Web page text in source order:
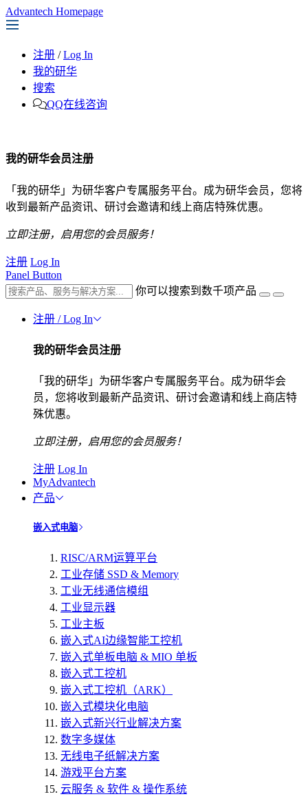
Advantech Homepage
注册 / Log In
我的研华
搜索
QQ在线咨询
我的研华会员注册
「我的研华」为研华客户专属服务平台。成为研华会员，您将
收到最新产品资讯、研讨会邀请和线上商店特殊优惠。
立即注册，启用您的会员服务！
注册 Log In
Panel Button
你可以搜索到数千项产品
注册 / Log In
我的研华会员注册
「我的研华」为研华客户专属服务平台。成为研华会
员，您将收到最新产品资讯、研讨会邀请和线上商店特
殊优惠。
立即注册，启用您的会员服务！
注册 Log In
MyAdvantech
产品
嵌入式电脑
RISC/ARM运算平台
工业存储 SSD & Memory
工业无线通信模组
工业显示器
工业主板
嵌入式AI边缘智能工控机
嵌入式单板电脑 & MIO 单板
嵌入式工控机
嵌入式工控机（ARK）
嵌入式模块化电脑
嵌入式新兴行业解决方案
数字多媒体
无线电子纸解决方案
游戏平台方案
云服务 & 软件 & 操作系统